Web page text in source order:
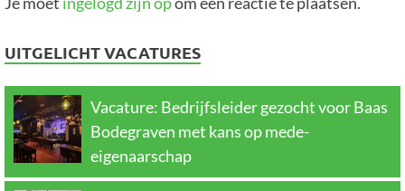
UITGELICHT VACATURES
Vacature: Bedrijfsleider gezocht voor Baas
Bodegraven met kans op mede-
eigenaarschap